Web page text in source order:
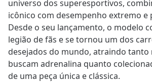
universo dos superesportivos,
icônico com desempenho extremo e
Desde o seu lançamento, o modelo
legião de fãs e se tornou um dos
desejados do mundo, atraindo
buscam adrenalina quanto
de uma peça única e clássica.